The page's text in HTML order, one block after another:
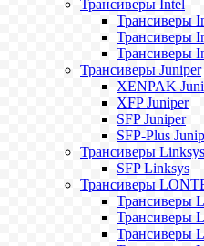
Трансиверы Intel
Трансиверы
Трансиверы
Трансиверы
Трансиверы Juniper
XENPAK
XFP Juniper
SFP Juniper
SFP-Plus
Трансиверы Linksys
SFP Linksys
Трансиверы
Трансиверы
Трансиверы
Трансиверы